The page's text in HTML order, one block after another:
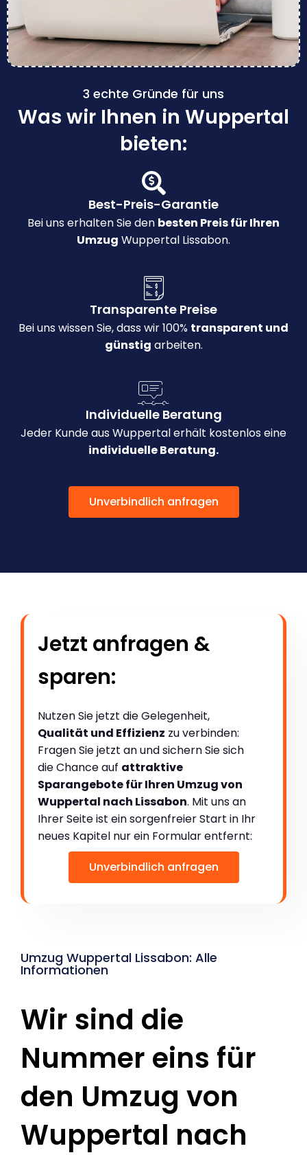
3 echte Gründe für uns
Was wir Ihnen in Wuppertal
bieten:
Best-Preis-Garantie
Bei uns erhalten Sie den besten Preis für Ihren
Umzug Wuppertal Lissabon.
Transparente Preise
Bei uns wissen Sie, dass wir 100% transparent und
günstig arbeiten.
Individuelle Beratung
Jeder Kunde aus Wuppertal erhält kostenlos eine
individuelle Beratung.
Unverbindlich anfragen
Jetzt anfragen &
sparen:
Nutzen Sie jetzt die Gelegenheit,
Qualität und Effizienz zu verbinden:
Fragen Sie jetzt an und sichern Sie sich
die Chance auf attraktive
Sparangebote für Ihren Umzug von
Wuppertal nach Lissabon. Mit uns an
Ihrer Seite ist ein sorgenfreier Start in Ihr
neues Kapitel nur ein Formular entfernt:
Unverbindlich anfragen
Umzug Wuppertal Lissabon: Alle
Informationen
Wir sind die
Nummer eins für
den Umzug von
Wuppertal nach